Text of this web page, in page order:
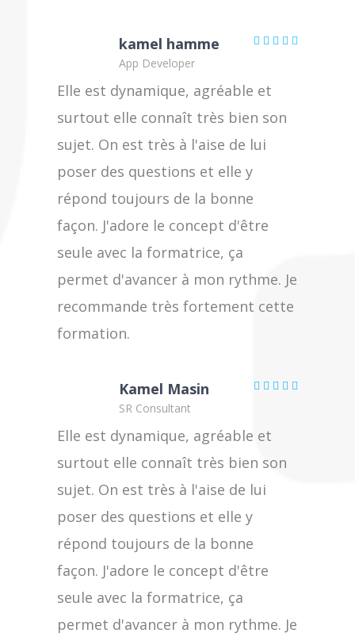
kamel hamme
App Developer
Elle est dynamique, agréable et
surtout elle connaît très bien son
sujet. On est très à l'aise de lui
poser des questions et elle y
répond toujours de la bonne
façon. J'adore le concept d'être
seule avec la formatrice, ça
permet d'avancer à mon rythme. Je
recommande très fortement cette
formation.
Kamel Masin
SR Consultant
Elle est dynamique, agréable et
surtout elle connaît très bien son
sujet. On est très à l'aise de lui
poser des questions et elle y
répond toujours de la bonne
façon. J'adore le concept d'être
seule avec la formatrice, ça
permet d'avancer à mon rythme. Je